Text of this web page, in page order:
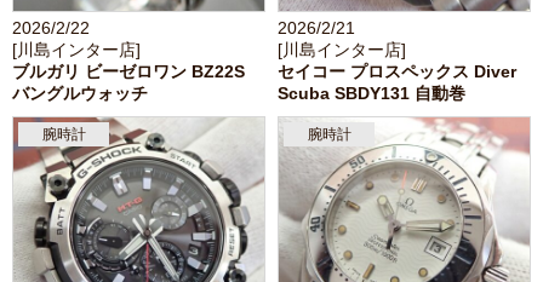
2026/2/22
[川島インター店]
ブルガリ ビーゼロワン BZ22S
バングルウォッチ
2026/2/21
[川島インター店]
セイコー プロスペックス Diver
Scuba SBDY131 自動巻
腕時計 腕時計